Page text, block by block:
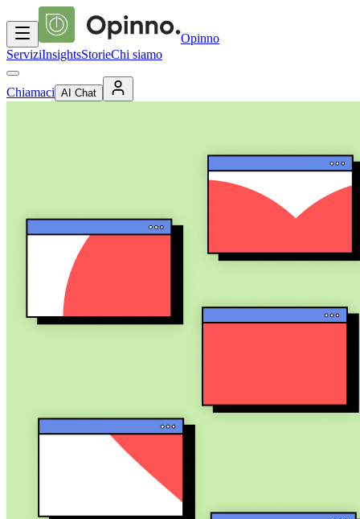
Opinno
ServiziInsightsStorieChi siamo
Chiamaci AI Chat